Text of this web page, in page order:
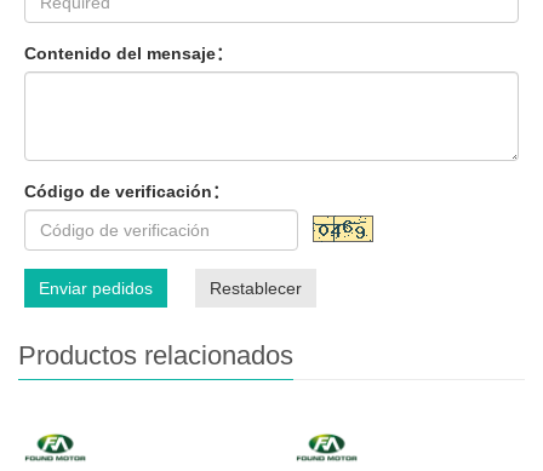
Contenido del mensaje：
Código de verificación：
Enviar pedidos Restablecer
Productos relacionados